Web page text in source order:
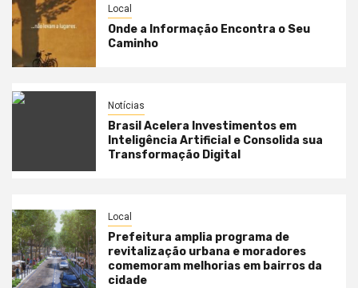
Local
Onde a Informação Encontra o Seu
Caminho
Notícias
Brasil Acelera Investimentos em
Inteligência Artificial e Consolida sua
Transformação Digital
Local
Prefeitura amplia programa de
revitalização urbana e moradores
comemoram melhorias em bairros da
cidade